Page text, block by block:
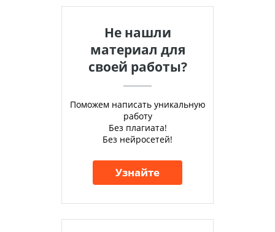
Не нашли
материал для
своей работы?
Поможем написать уникальную
работу
Без плагиата!
Без нейросетей!
Узнайте